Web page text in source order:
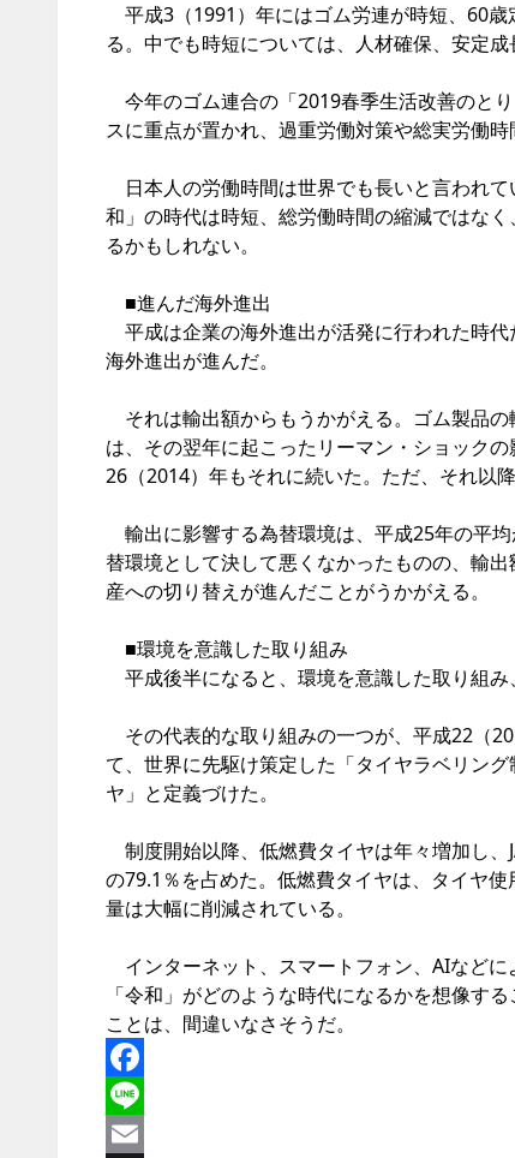
平成3（1991）年にはゴム労連が時短、60
る。中でも時短については、人材確保、安定
今年のゴム連合の「2019春季生活改善のと
スに重点が置かれ、過重労働対策や総実労働時
日本人の労働時間は世界でも長いと言われ
和」の時代は時短、総労働時間の縮減ではな
るかもしれない。
■進んだ海外進出
平成は企業の海外進出が活発に行われた時
海外進出が進んだ。
それは輸出額からもうかがえる。ゴム製品
は、その翌年に起こったリーマン・ショック
26（2014）年もそれに続いた。ただ、それ以
輸出に影響する為替環境は、平成25年の平
替環境として決して悪くなかったものの、輸
産への切り替えが進んだことがうかがえる。
■環境を意識した取り組み
平成後半になると、環境を意識した取り組み
その代表的な取り組みの一つが、平成22（
て、世界に先駆け策定した「タイヤラベリン
ヤ」と定義づけた。
制度開始以降、低燃費タイヤは年々増加し
の79.1％を占めた。低燃費タイヤは、タイヤ
量は大幅に削減されている。
インターネット、スマートフォン、AIなどに
「令和」がどのような時代になるかを想像す
ことは、間違いなさそうだ。
Facebook
Line